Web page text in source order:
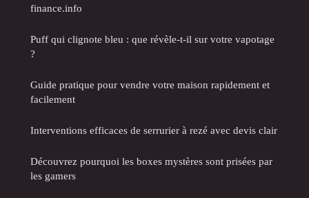
finance.info
Puff qui clignote bleu : que révèle-t-il sur votre vapotage
?
Guide pratique pour vendre votre maison rapidement et
facilement
Interventions efficaces de serrurier à rezé avec devis clair
Découvrez pourquoi les boxes mystères sont prisées par
les gamers